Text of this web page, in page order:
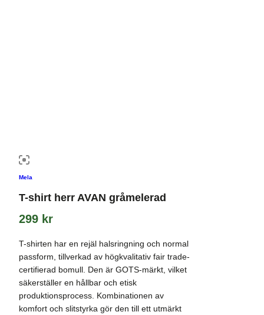
Mela
T-shirt herr AVAN gråmelerad
299 kr
T-shirten har en rejäl halsringning och normal
passform, tillverkad av högkvalitativ fair trade-
certifierad bomull. Den är GOTS-märkt, vilket
säkerställer en hållbar och etisk
produktionsprocess. Kombinationen av
komfort och slitstyrka gör den till ett utmärkt